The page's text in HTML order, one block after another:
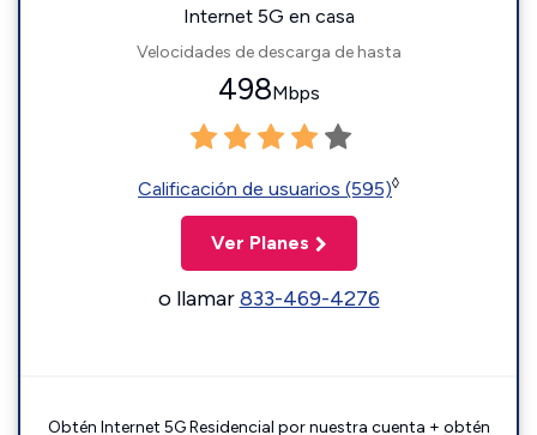
Internet 5G en casa
Velocidades de descarga de hasta
498Mbps
Calificación de usuarios (595)◊
Ver Planes
o llamar833-469-4276
Obtén Internet 5G Residencial por nuestra cuenta + obtén